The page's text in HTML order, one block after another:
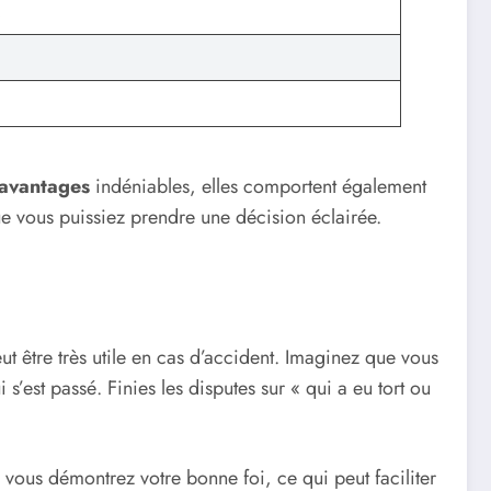
indéniables, elles comportent également
vous puissiez prendre une décision éclairée.
être très utile en cas d’accident. Imaginez que vous
passé. Finies les disputes sur « qui a eu tort ou
vous démontrez votre bonne foi, ce qui peut faciliter